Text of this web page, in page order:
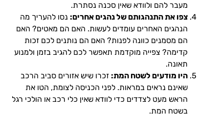
מעבר להם ולוודא שאין סכנה נסתרת.
צפו את התנהגותם של נהגים אחרים: נסו להעריך מה
הנהגים האחרים עומדים לעשות. האם הם מאטים? האם
הם מסמנים כוונה לפנות? האם הם נותנים לכם זכות
קדימה? צפייה מוקדמת תאפשר לכם להגיב בזמן ולמנוע
תאונה.
היו מודעים לשטח המת: זכרו שיש אזורים סביב הרכב
שאינם נראים במראות. לפני הכניסה לצומת, הטו את
הראש מעט לצדדים כדי לוודא שאין כלי רכב או הולכי רגל
בשטח המת.